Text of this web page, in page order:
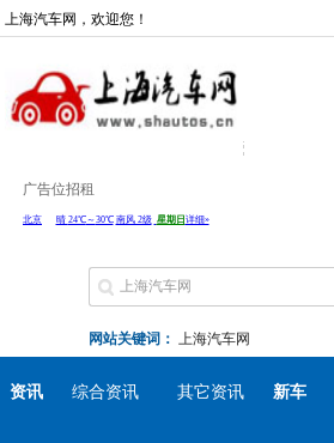
上海汽车网，欢迎您！
广告位招租
网站关键词： 上海汽车网
资讯 综合资讯 其它资讯 新车